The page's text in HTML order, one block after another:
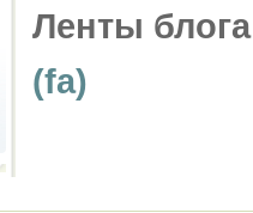
Ленты
(fa)